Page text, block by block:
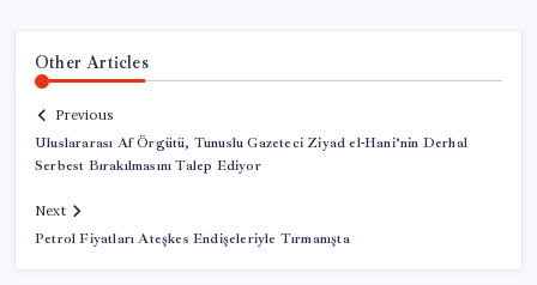
Other Articles
Previous
Uluslararası Af Örgütü, Tunuslu Gazeteci Ziyad el-Hani’nin Derhal
Serbest Bırakılmasını Talep Ediyor
Next
Petrol Fiyatları Ateşkes Endişeleriyle Tırmanışta